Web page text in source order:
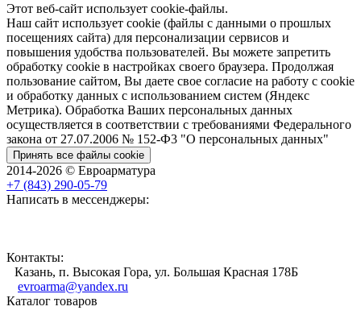
Этот веб-сайт использует cookie-файлы.
Наш сайт использует cookie (файлы с данными о прошлых
посещениях сайта) для персонализации сервисов и
повышения удобства пользователей. Вы можете запретить
обработку cookie в настройках своего браузера. Продолжая
пользование сайтом, Вы даете свое согласие на работу с cookie
и обработку данных с использованием систем (Яндекс
Метрика). Обработка Ваших персональных данных
осуществляется в соответствии с требованиями Федерального
закона от 27.07.2006 № 152-Ф3 "О персональных данных"
Принять все файлы cookie
2014-2026 © Евроарматура
+7 (843) 290-05-79
Написать в мессенджеры:
Контакты:
Казань, п. Высокая Гора, ул. Большая Красная 178Б
evroarma@yandex.ru
Каталог товаров